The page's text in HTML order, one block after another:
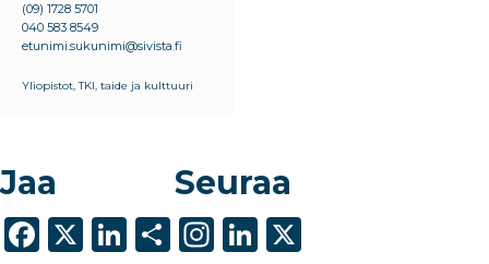
(09) 1728 5701
040 583 8549
etunimi.sukunimi@sivista.fi
Yliopistot, TKI, taide ja kulttuuri
Jaa
F
X
Li S
Seuraa
In Li